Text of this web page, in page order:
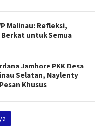
Malinau: Refleksi,
Berkat untuk Semua
Jambore PKK Desa
Selatan, Maylenty
Khusus